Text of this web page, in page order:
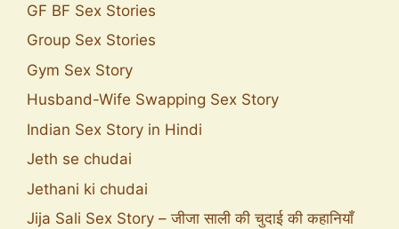
GF BF Sex Stories
Group Sex Stories
Gym Sex Story
Husband-Wife Swapping Sex Story
Indian Sex Story in Hindi
Jeth se chudai
Jethani ki chudai
Jija Sali Sex Story – जीजा साली की चुदाई की कहानियाँ